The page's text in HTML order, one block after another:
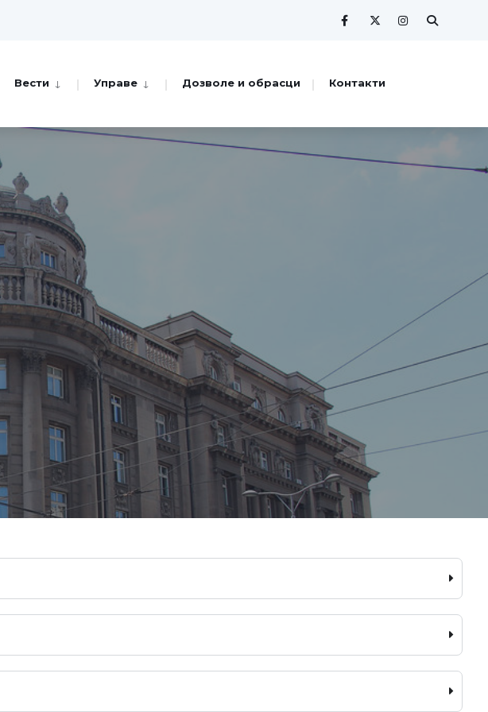
Вести Управе Дозволе и обрасци Контакти